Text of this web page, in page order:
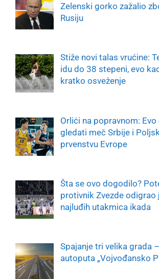
Zelenski gorko zažalio
Rusiju
Stiže novi talas vrućine:
idu do 38 stepeni, evo
kratko osveženje
Orlići na popravnom:
gledati meč Srbije i
prvenstvu Evrope
Šta se ovo dogodilo?
protivnik Zvezde odigrao
najluđih utakmica ikada
Spajanje tri velika grada
autoputa „Vojvođansko